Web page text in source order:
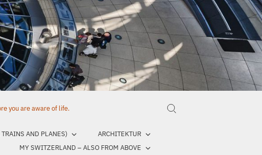
you are aware of life.
AND PLANES)
ARCHITEKTUR
MY SWITZERLAND – ALSO FROM ABOVE
Search for: